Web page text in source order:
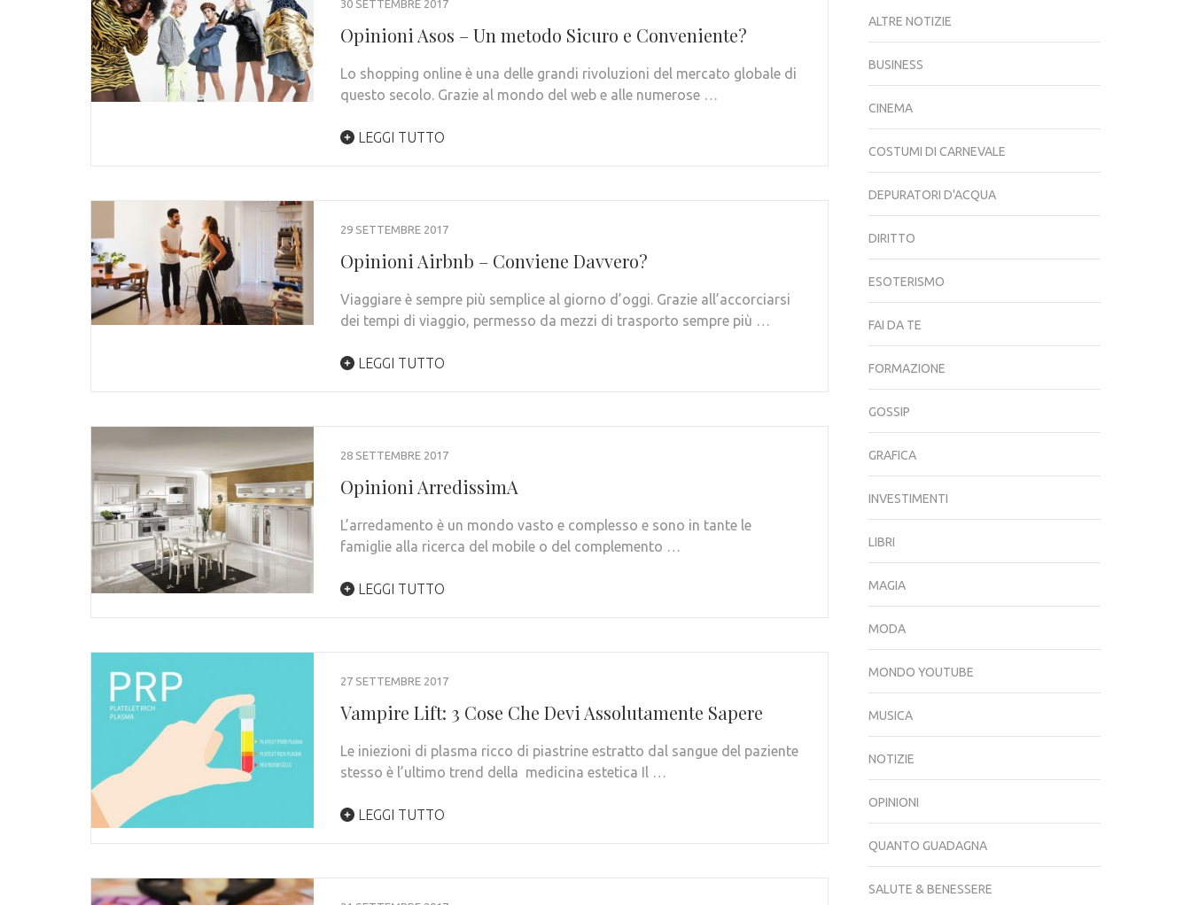
30 SETTEMBRE 2017
Opinioni Asos – Un metodo Sicuro e Conveniente?
Lo shopping online è una delle grandi rivoluzioni del mercato globale di
questo secolo. Grazie al mondo del web e alle numerose …
LEGGI TUTTO
29 SETTEMBRE 2017
Opinioni Airbnb – Conviene Davvero?
Viaggiare è sempre più semplice al giorno d’oggi. Grazie all’accorciarsi
dei tempi di viaggio, permesso da mezzi di trasporto sempre più …
LEGGI TUTTO
28 SETTEMBRE 2017
Opinioni ArredissimA
L’arredamento è un mondo vasto e complesso e sono in tante le
famiglie alla ricerca del mobile o del complemento …
LEGGI TUTTO
27 SETTEMBRE 2017
Vampire Lift: 3 Cose Che Devi Assolutamente Sapere
Le iniezioni di plasma ricco di piastrine estratto dal sangue del paziente
stesso è l’ultimo trend della medicina estetica Il …
LEGGI TUTTO
ALTRE NOTIZIE
BUSINESS
CINEMA
COSTUMI DI CARNEVALE
DEPURATORI D'ACQUA
DIRITTO
ESOTERISMO
FAI DA TE
FORMAZIONE
GOSSIP
GRAFICA
INVESTIMENTI
LIBRI
MAGIA
MODA
MONDO YOUTUBE
MUSICA
NOTIZIE
OPINIONI
QUANTO GUADAGNA
SALUTE & BENESSERE